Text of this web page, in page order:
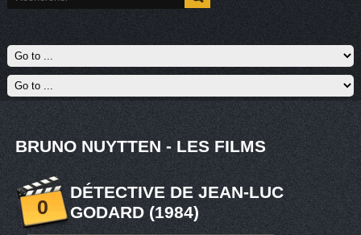
BRUNO NUYTTEN - LES FILMS
0
DÉTECTIVE DE JEAN-LUC
GODARD (1984)